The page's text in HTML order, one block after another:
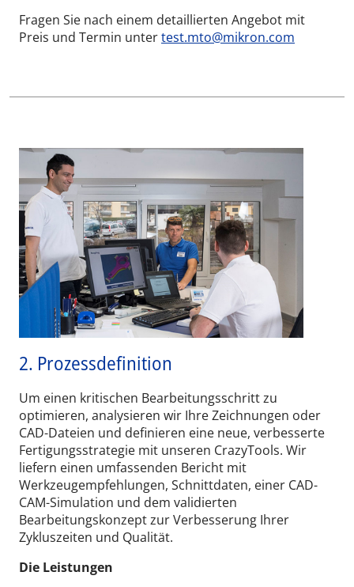
Fragen Sie nach einem detaillierten Angebot mit
Preis und Termin untertest.mto@mikron.com
2. Prozessdefinition
Um einen kritischen Bearbeitungsschritt zu
optimieren, analysieren wir Ihre Zeichnungen oder
CAD-Dateien und definieren eine neue, verbesserte
Fertigungsstrategie mit unseren CrazyTools. Wir
liefern einen umfassenden Bericht mit
Werkzeugempfehlungen, Schnittdaten, einer CAD-
CAM-Simulation und dem validierten
Bearbeitungskonzept zur Verbesserung Ihrer
Zykluszeiten und Qualität.
Die Leistungen